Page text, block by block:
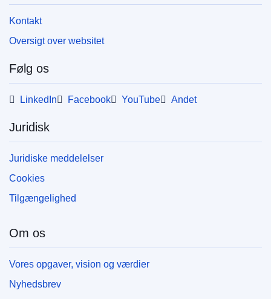
Kontakt
Oversigt over websitet
Følg os
LinkedIn Facebook YouTube Andet
Juridisk
Juridiske meddelelser
Cookies
Tilgængelighed
Om os
Vores opgaver, vision og værdier
Nyhedsbrev